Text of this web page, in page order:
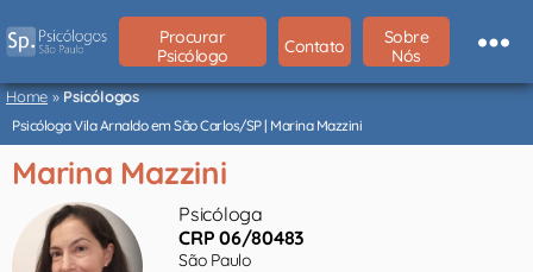
São
Paulo
Procurar
Psicólogo
Contato
Sobre
Nós
Home»Psicólogos
Psicóloga Vila Arnaldo em São Carlos/SP | Marina Mazzini
Marina Mazzini
Psicóloga
CRP 06/80483
São Paulo